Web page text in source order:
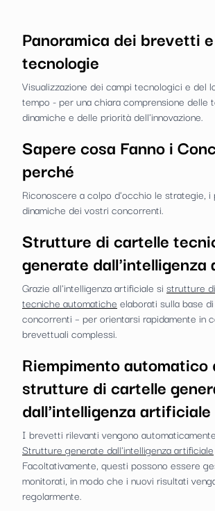
Panoramica dei brevetti
tecnologie
Visualizzazione dei campi tecnologici e del
tempo - per una chiara comprensione delle
dinamiche e delle priorità dell'innovazione.
Sapere cosa Fanno i
perché
Riconoscere a colpo d'occhio le strategie, i
dinamiche dei vostri concorrenti.
Strutture di cartelle
generate
Grazie all'intelligenza artificiale si strutture
tecniche automatiche elaborati sulla base
concorrenti – per orientarsi rapidamente in
brevettuali complessi.
Riempimento automatico
strutture di cartelle
dall'intelligenza artificiale
I brevetti rilevanti vengono
Strutture generate dall'intelligenza artificiale
Facoltativamente, questi possono essere
monitorati, in modo che i nuovi risultati
regolarmente.